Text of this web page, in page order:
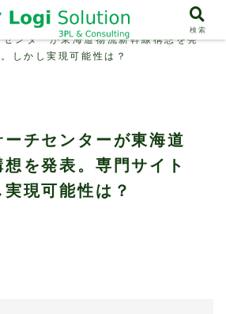
（輸送、保管、情報システム）
ンターが東海道物流新幹線構想を発
しかし実現可能性は？
ーチセンターが東海道
を発表。専門サイト
現可能性は？
検索